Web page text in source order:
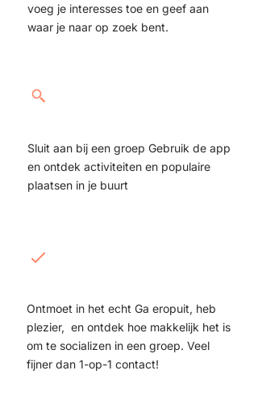
voeg je interesses toe en geef aan
waar je naar op zoek bent.
Sluit aan bij een groep Gebruik de app
en ontdek activiteiten en populaire
plaatsen in je buurt
Ontmoet in het echt Ga eropuit, heb
plezier, en ontdek hoe makkelijk het is
om te socializen in een groep. Veel
fijner dan 1-op-1 contact!